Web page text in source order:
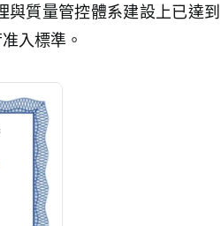
與質量管控體系建設上已達到
入標準。